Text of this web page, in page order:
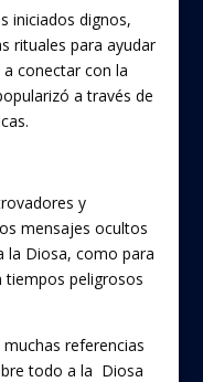
iniciados dignos,
rituales para ayudar
conectar con la
a través de
y
mensajes ocultos
la Diosa, como para
tiempos peligrosos
referencias
todo a la Diosa